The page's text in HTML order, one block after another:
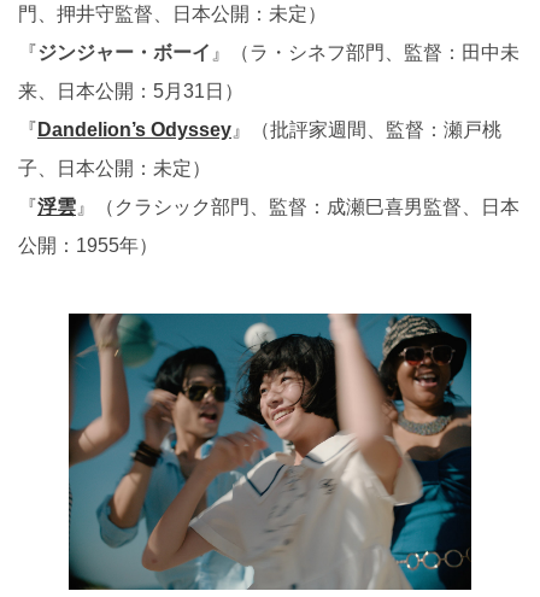
門、押井守監督、日本公開：未定）
『ジンジャー・ボーイ 』（ラ・シネフ部門、監督：田中未
来、日本公開：5月31日）
『 Dandelion’s Odyssey 』（批評家週間、監督：瀬戸桃
子、日本公開：未定）
『浮雲 』（クラシック部門、監督：成瀬巳喜男監督、日本
公開：1955年）